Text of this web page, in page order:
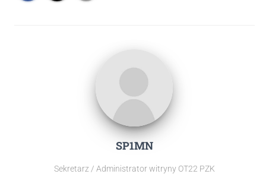
SP1MN
Sekretarz / Administrator witryny OT22 PZK